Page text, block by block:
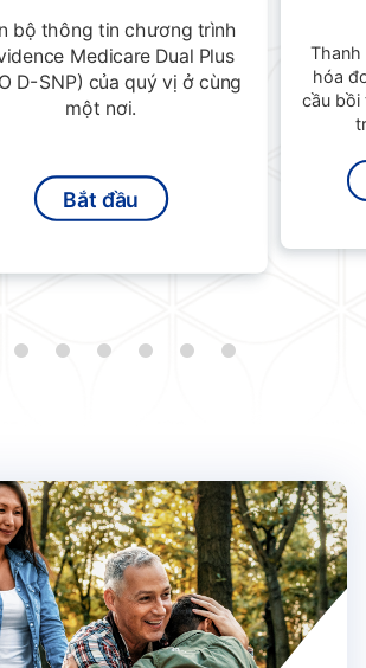
bộ thông tin chương trình
Medicare Dual Plus
D-SNP) của quý vị ở cùng
một nơi.
Bắt đầu
Thanh
hóa
cầu bồi